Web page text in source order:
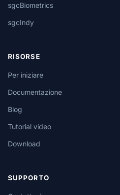
sgcBiometrics
sgcIndy
RISORSE
Per iniziare
Documentazione
Blog
Tutorial video
Download
SUPPORTO